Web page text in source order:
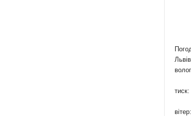
Львів
тиск:
вітер: